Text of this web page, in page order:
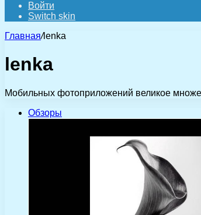
Войти
Switch skin
Главная/lenka
lenka
Мобильных фотоприложений великое
Обзоры